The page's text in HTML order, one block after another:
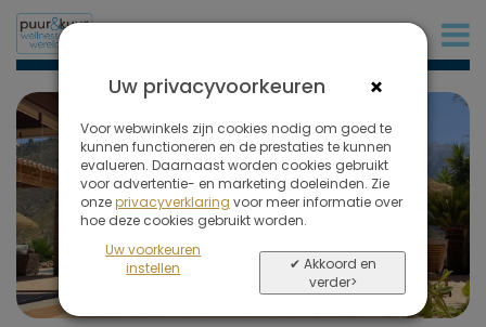
×
Uw privacyvoorkeuren
Voor webwinkels zijn cookies nodig om goed te
kunnen functioneren en de prestaties te kunnen
evalueren. Daarnaast worden cookies gebruikt
voor advertentie- en marketing doeleinden. Zie
onzeprivacyverklaring voor meer informatie over
hoe deze cookies gebruikt worden.
Uw voorkeuren
instellen
✔ Akkoord en
verder>